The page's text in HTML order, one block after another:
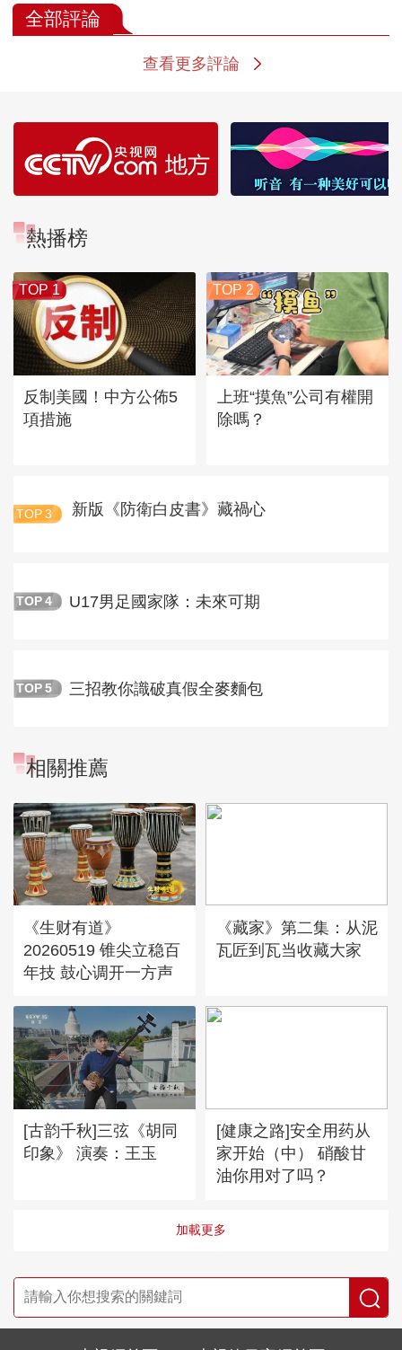
全部評論
查看更多評論
熱播榜
TOP 1
反制美國！中方公佈5
項措施
TOP 2
上班“摸魚”公司有權開
除嗎？
TOP 3 新版《防衛白皮書》藏禍心
TOP 4 U17男足國家隊：未來可期
TOP 5 三招教你識破真假全麥麵包
相關推薦
《生财有道》
20260519 锥尖立稳百
年技 鼓心调开一方声
《藏家》第二集：从泥
瓦匠到瓦当收藏大家
[古韵千秋]三弦《胡同
印象》 演奏：王玉
[健康之路]安全用药从
家开始（中） 硝酸甘
油你用对了吗？
加載更多